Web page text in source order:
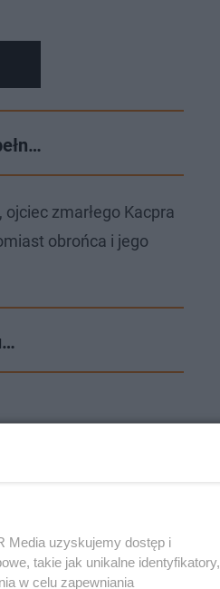
zmarłego Kacpra
obrońca i jego
Media uzyskujemy dostęp i
takie jak unikalne identyfikatory,
w celu zapewniania